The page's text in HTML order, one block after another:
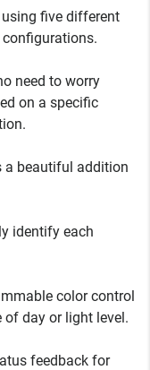
five different
need to worry
on a specific
a beautiful addition
identify each
color control
day or light level.
feedback for